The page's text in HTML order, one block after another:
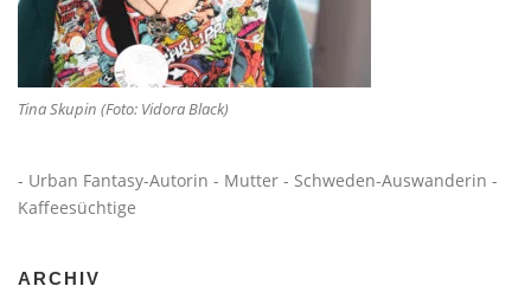
Tina Skupin (Foto: Vidora Black)
- Urban Fantasy-Autorin - Mutter - Schweden-Auswanderin -
Kaffeesüchtige
ARCHIV